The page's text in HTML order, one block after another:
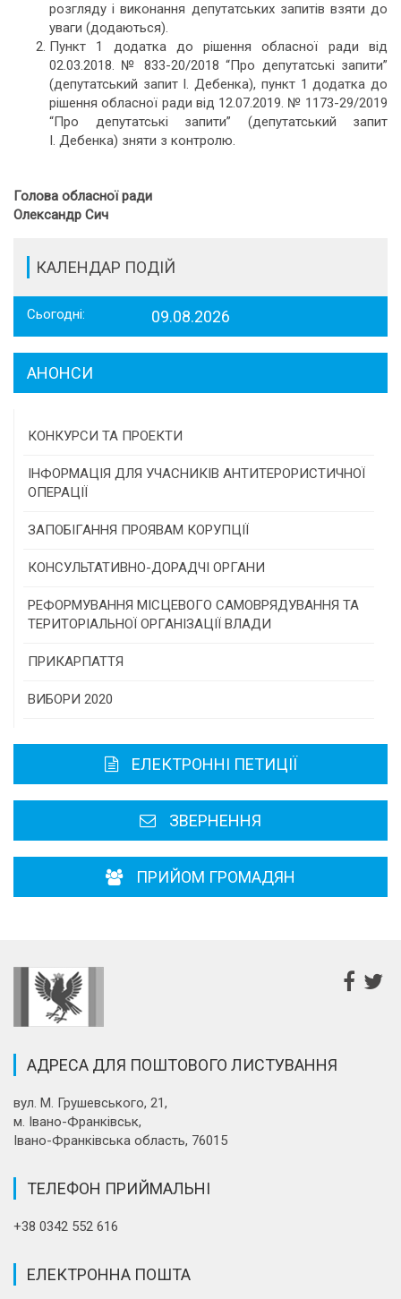
розгляду і виконання депутатських запитів взяти до
уваги (додаються).
Пункт 1 додатка до рішення обласної ради від
02.03.2018. № 833-20/2018 “Про депутатські запити”
(депутатський запит І. Дебенка), пункт 1 додатка до
рішення обласної ради від 12.07.2019. № 1173-29/2019
“Про депутатські запити” (депутатський запит
І. Дебенка) зняти з контролю.
Голова обласної ради
Олександр Сич
КАЛЕНДАР ПОДІЙ
Сьогодні: 09.08.2026
АНОНСИ
КОНКУРСИ ТА ПРОЕКТИ
Конкурс проектів та програм місцевого
самоврядування
Конкурс інститутів громадянського суспільства
Програми/конкурси МТД
ІНФОРМАЦІЯ ДЛЯ УЧАСНИКІВ АНТИТЕРОРИСТИЧНОЇ
ОПЕРАЦІЇ
ЗАПОБІГАННЯ ПРОЯВАМ КОРУПЦІЇ
КОНСУЛЬТАТИВНО-ДОРАДЧІ ОРГАНИ
Консультативна рада
РЕФОРМУВАННЯ МІСЦЕВОГО САМОВРЯДУВАННЯ ТА
ТЕРИТОРІАЛЬНОЇ ОРГАНІЗАЦІЇ ВЛАДИ
ПРИКАРПАТТЯ
Історична довідка
Районні, міські ради
ВИБОРИ 2020
ЕЛЕКТРОННІ ПЕТИЦІЇ
ЗВЕРНЕННЯ
ПРИЙОМ ГРОМАДЯН
АДРЕСА ДЛЯ ПОШТОВОГО ЛИСТУВАННЯ
вул. М. Грушевського, 21,
м. Івано-Франківськ,
Івано-Франківська область, 76015
ТЕЛЕФОН ПРИЙМАЛЬНІ
+38 0342 552 616
ЕЛЕКТРОННА ПОШТА